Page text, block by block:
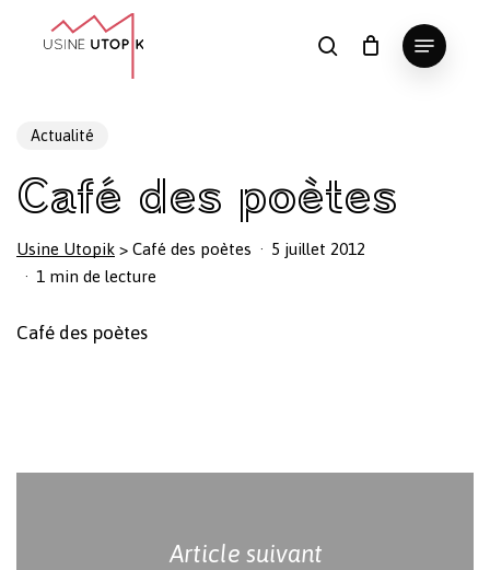
search
Menu
Panier Fermer
le
Actualité
Café des poètes
Usine Utopik > Café des poètes
5 juillet 2012
1 min de lecture
Café des poètes
Article suivant
Close